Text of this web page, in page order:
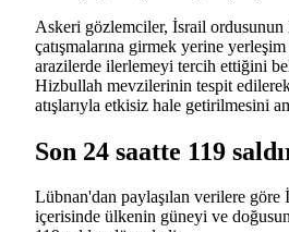
Askeri gözlemciler, İsrail
çatışmalarına girmek yerine yerleşim
arazilerde ilerlemeyi tercih ettiğini
Hizbullah mevzilerinin tespit edilerek
atışlarıyla etkisiz hale getirilmesini
Son 24 saatte 119
Lübnan'dan paylaşılan verilere göre
içerisinde ülkenin güneyi ve